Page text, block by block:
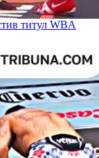
титул WBA